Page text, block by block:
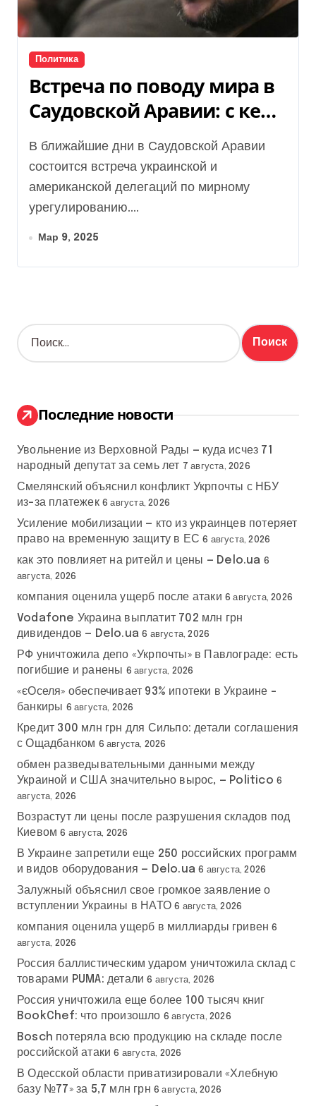
Политика
Встреча по поводу мира в
Саудовской Аравии: с кем
и о чем будут
договариваться
Зеленский и Ермак
В ближайшие дни в Саудовской Аравии
состоится встреча украинской и
американской делегаций по мирному
урегулированию....
Мар 9, 2025
Н
а
:
Последние новости
Увольнение из Верховной Рады — куда исчез 71
народный депутат за семь лет 7 августа, 2026
Смелянский объяснил конфликт Укрпочты с НБУ
из-за платежек 6 августа, 2026
Усиление мобилизации — кто из украинцев потеряет
право на временную защиту в ЕС 6 августа, 2026
как это повлияет на ритейл и цены — Delo.ua 6
августа, 2026
компания оценила ущерб после атаки 6 августа, 2026
Vodafone Украина выплатит 702 млн грн
дивидендов — Delo.ua 6 августа, 2026
РФ уничтожила депо «Укрпочты» в Павлограде: есть
погибшие и ранены 6 августа, 2026
«єОселя» обеспечивает 93% ипотеки в Украине –
банкиры 6 августа, 2026
Кредит 300 млн грн для Сильпо: детали соглашения
с Ощадбанком 6 августа, 2026
обмен разведывательными данными между
Украиной и США значительно вырос, — Politico 6
августа, 2026
Возрастут ли цены после разрушения складов под
Киевом 6 августа, 2026
В Украине запретили еще 250 российских программ
и видов оборудования — Delo.ua 6 августа, 2026
Залужный объяснил свое громкое заявление о
вступлении Украины в НАТО 6 августа, 2026
компания оценила ущерб в миллиарды гривен 6
августа, 2026
Россия баллистическим ударом уничтожила склад с
товарами PUMA: детали 6 августа, 2026
Россия уничтожила еще более 100 тысяч книг
BookChef: что произошло 6 августа, 2026
Bosch потеряла всю продукцию на складе после
российской атаки 6 августа, 2026
В Одесской области приватизировали «Хлебную
базу №77» за 5,7 млн грн 6 августа, 2026